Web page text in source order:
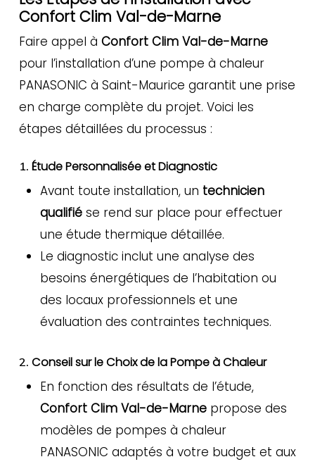
Confort Clim Val-de-Marne
Faire appel à Confort Clim Val-de-Marne
pour l’installation d’une pompe à chaleur
PANASONIC à Saint-Maurice garantit une prise
en charge complète du projet. Voici les
étapes détaillées du processus :
1. Étude Personnalisée et Diagnostic
Avant toute installation, un technicien
qualifiése rend sur place pour effectuer
une étude thermique détaillée.
Le diagnostic inclut une analyse des
besoins énergétiques de l’habitation ou
des locaux professionnels et une
évaluation des contraintes techniques.
2. Conseil sur le Choix de la Pompe à Chaleur
En fonction des résultats de l’étude,
Confort Clim Val-de-Marnepropose des
modèles de pompes à chaleur
PANASONIC adaptés à votre budget et aux